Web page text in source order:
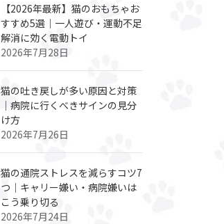
【2026年最新】猫のおもちゃお
すすめ5選｜一人遊び・運動不足
解消に効く電動トイ
2026年7月28日
猫の吐き戻しが多い原因と対策
｜病院に行くべきサインの見分
け方
2026年7月26日
猫の通院ストレスを減らすコツ7
つ｜キャリー嫌い・病院嫌いは
こう乗り切る
2026年7月24日